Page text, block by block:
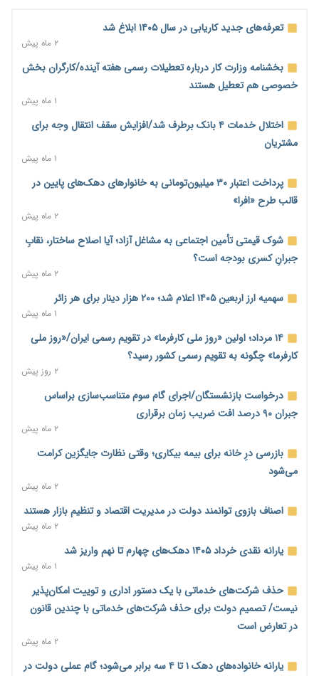
آغاز اجرای پایلوت «ردا کارت» برای دانشجویان تحصیلات تکمیلی
۱ روز پیش
محدودیت تازه برای شبکه بانکی؛ افزایش سپرده قانونی با هدف
کنترل تورم
۱ روز پیش
ترمز تولید خودرو کشیده شد؛ افت ۲۵ درصدی تیراژ ایران‌خودرو،
سایپا و پارس‌خودرو
۱ روز پیش
بنگاه‌داری بانک‌ها؛ مانع بزرگ خانه‌دار شدن مستأجران
نماینده مجلس: توسعه مرزهای زمینی به راهبرد تأمین کالاهای
اساسی تبدیل شود
۱ روز پیش
خانه کارگر قزوین: شکاف دستمزد و هزینه معیشت هر روز عمیق‌تر
می‌شود
۱ روز پیش
رئیس سازمان امور مالیاتی: بلاگرهای پردرآمد مشمول پرداخت
مالیات هستند
۱ روز پیش
پیش‌بینی افزایش تولید برنج؛ نیاز وارداتی کشور به ۵۰۰ هزار تن
کاهش می‌یابد
۱ روز پیش
امضای تفاهم‌نامه تجاری ایران و پاکستان؛ هدف‌گذاری تجارت ۱۰
اختیارات جدید گمرکات برای تمدید ورود موقت کالا و خودرو تا
پایان شهریور ابلاغ شد
۱ روز پیش
تعرفه‌های جدید کاریابی در سال ۱۴۰۵ ابلاغ شد
۲ ماه پیش
بخشنامه وزارت کار درباره تعطیلات رسمی هفته آینده/کارگران بخش
خصوصی هم تعطیل هستند
۱ ماه پیش
اختلال خدمات ۴ بانک برطرف شد/افزایش سقف انتقال وجه برای
مشتریان
۱ ماه پیش
پرداخت اعتبار ۳۰ میلیون‌تومانی به خانوارهای دهک‌های پایین در
قالب طرح «افرا»
۲ ماه پیش
شوک قیمتی تأمین اجتماعی به مشاغل آزاد؛ آیا اصلاح ساختار، نقابِ
جبرانِ کسری بودجه است؟
۲ ماه پیش
سهمیه ارز اربعین ۱۴۰۵ اعلام شد؛ ۲۰۰ هزار دینار برای هر زائر
۱ ماه پیش
۱۴ مرداد؛ اولین «روز ملی کارفرما» در تقویم رسمی ایران/«روز ملی
کارفرما» چگونه به تقویم رسمی کشور رسید؟
۲ روز پیش
درخواست بازنشستگان/اجرای گام سوم متناسب‌سازی براساس
جبران ۹۰ درصد افت ضریب زمان برقراری
۲ ماه پیش
بازرسی درِ خانه برای بیمه بیکاری؛ وقتی نظارت جایگزین کرامت
می‌شود
۲ ماه پیش
اصناف بازوی توانمند دولت در مدیریت اقتصاد و تنظیم بازار هستند
۲ ماه پیش
یارانه نقدی خرداد ۱۴۰۵ دهک‌های چهارم تا نهم واریز شد
۱ ماه پیش
حذف شرکت‌های خدماتی با یک دستور اداری و توییت امکان‌پذیر
نیست/ تصمیم دولت برای حذف شرکت‌های خدماتی با چندین قانون
در تعارض است
۲ ماه پیش
یارانه خانواده‌های دهک ۱ تا ۴ سه برابر می‌شود؛ گام عملی دولت در